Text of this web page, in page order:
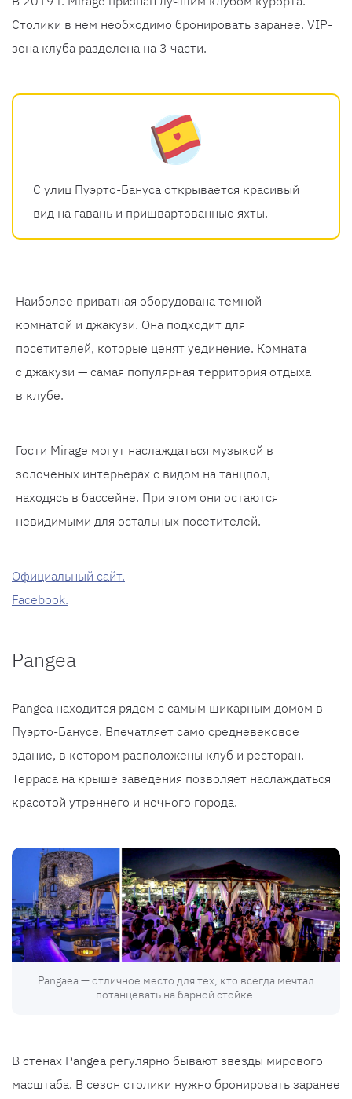
Столики в нем необходимо бронировать заранее. VIP-
зона клуба разделена на 3 части.
С улиц Пуэрто-Бануса открывается красивый
вид на гавань и пришвартованные яхты.
Наиболее приватная оборудована темной
комнатой и джакузи. Она подходит для
посетителей, которые ценят уединение. Комната
с джакузи — самая популярная территория отдыха
в клубе.
Гости Mirage могут наслаждаться музыкой в
золоченых интерьерах с видом на танцпол,
находясь в бассейне. При этом они остаются
невидимыми для остальных посетителей.
Официальный сайт.
Facebook.
Pangea
Pangea находится рядом с самым шикарным домом в
Пуэрто-Банусе. Впечатляет само средневековое
здание, в котором расположены клуб и ресторан.
Терраса на крыше заведения позволяет наслаждаться
красотой утреннего и ночного города.
Pangaea — отличное место для тех, кто всегда мечтал
потанцевать на барной стойке.
В стенах Pangea регулярно бывают звезды мирового
масштаба. В сезон столики нужно бронировать заранее